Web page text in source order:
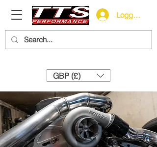
Logg inn
GBP (£)